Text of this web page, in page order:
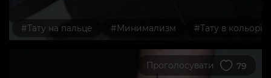
#Тату на пальце #Минимализм #Тату в кольорі
Проголосувати 79